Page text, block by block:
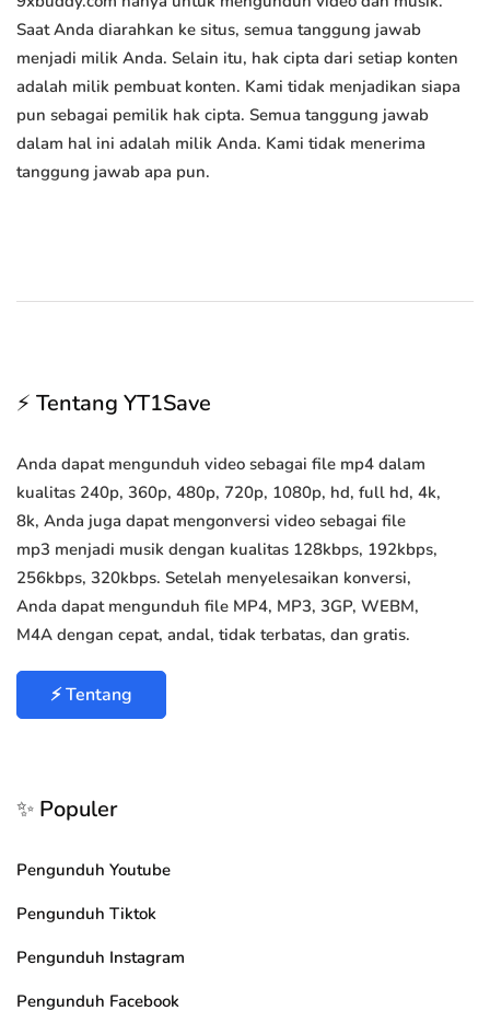
Saat Anda diarahkan ke situs, semua tanggung jawab
menjadi milik Anda. Selain itu, hak cipta dari setiap konten
adalah milik pembuat konten. Kami tidak menjadikan siapa
pun sebagai pemilik hak cipta. Semua tanggung jawab
dalam hal ini adalah milik Anda. Kami tidak menerima
tanggung jawab apa pun.
⚡ Tentang YT1Save
Anda dapat mengunduh video sebagai file mp4 dalam
kualitas 240p, 360p, 480p, 720p, 1080p, hd, full hd, 4k,
8k, Anda juga dapat mengonversi video sebagai file
mp3 menjadi musik dengan kualitas 128kbps, 192kbps,
256kbps, 320kbps. Setelah menyelesaikan konversi,
Anda dapat mengunduh file MP4, MP3, 3GP, WEBM,
M4A dengan cepat, andal, tidak terbatas, dan gratis.
⚡ Tentang
✨ Populer
Pengunduh Youtube
Pengunduh Tiktok
Pengunduh Instagram
Pengunduh Facebook